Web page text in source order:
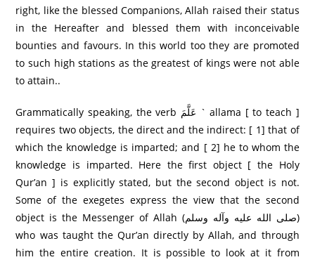
right, like the blessed Companions, Allah raised their status
in the Hereafter and blessed them with inconceivable
bounties and favours. In this world too they are promoted
to such high stations as the greatest of kings were not able
to attain..
Grammatically speaking, the verb عَلَّمَ ` allama [ to teach ]
requires two objects, the direct and the indirect: [ 1] that of
which the knowledge is imparted; and [ 2] he to whom the
knowledge is imparted. Here the first object [ the Holy
Qur’an ] is explicitly stated, but the second object is not.
Some of the exegetes express the view that the second
object is the Messenger of Allah (صلى الله عليه وآله وسلم)
who was taught the Qur’an directly by Allah, and through
him the entire creation. It is possible to look at it from